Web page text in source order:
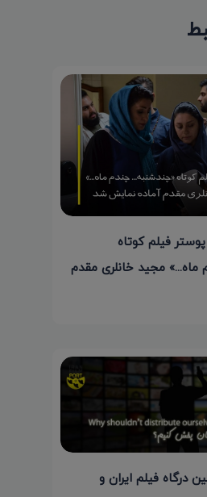
فیلم کوتاه
مجید خانلری مقدم
درگاه فیلم ایران و